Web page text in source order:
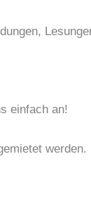
einfach an!
werden.